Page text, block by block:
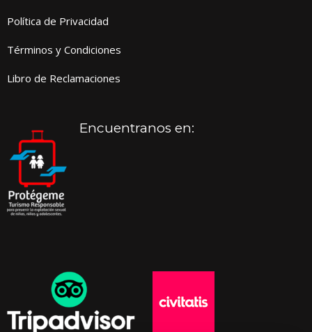
Política de Privacidad
Términos y Condiciones
Libro de Reclamaciones
Encuentranos en: